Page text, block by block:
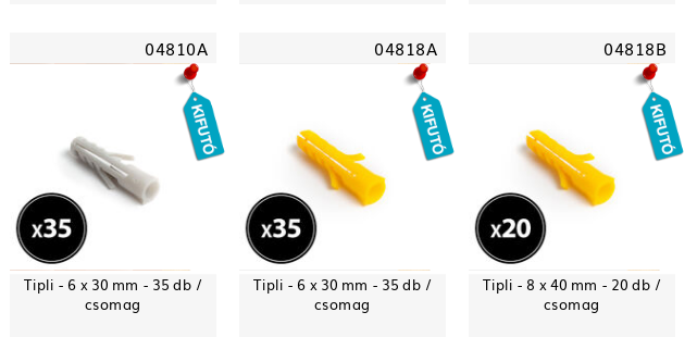
04810A
Tipli - 6 x 30 mm - 35 db /
csomag
04818A
Tipli - 6 x 30 mm - 35 db /
csomag
04818B
Tipli - 8 x 40 mm - 20 db /
csomag